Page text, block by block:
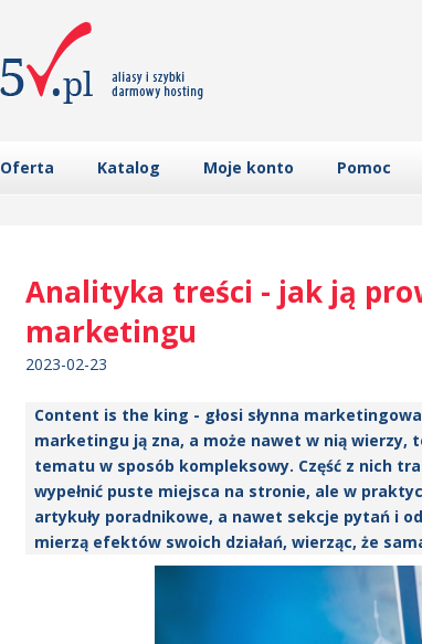
Oferta Katalog Moje konto Pomoc
Analityka treści - jak ją
marketingu
2023-02-23
Content is the king - głosi słynna
marketingu ją zna, a może nawet w nią wierzy,
tematu w sposób kompleksowy. Część z nich
wypełnić puste miejsca na stronie, ale w
artykuły poradnikowe, a nawet sekcje pytań i
mierzą efektów swoich działań, wierząc, że